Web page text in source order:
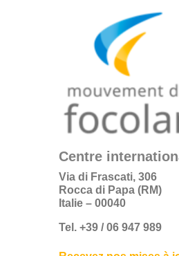
Centre
Via di Frascati, 306
Rocca di Papa (RM)
Italie – 00040
Tel. +39 / 06 947 989